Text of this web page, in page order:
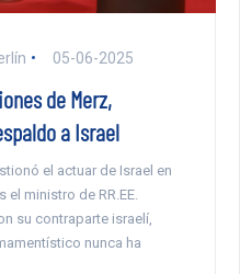
05-06-2025
de Merz,
a Israel
el actuar de Israel en
el ministro de RR.EE.
su contraparte israelí,
nunca ha